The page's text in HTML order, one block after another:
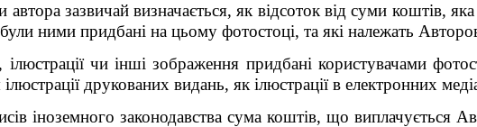
автора зазвичай визначається, як відсоток від суми коштів,
ними придбані на цьому фотостоці, та які належать
ілюстрації чи інші зображення придбані користувачами
друкованих видань, як ілюстрації в електронних
іноземного законодавства сума коштів, що виплачується